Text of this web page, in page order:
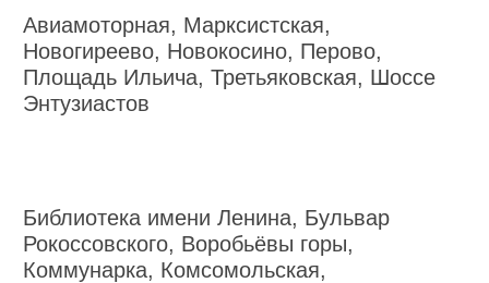
Авиамоторная, Марксистская,
Новогиреево, Новокосино, Перово,
Площадь Ильича, Третьяковская, Шоссе
Энтузиастов
Библиотека имени Ленина, Бульвар
Рокоссовского, Воробьёвы горы,
Коммунарка, Комсомольская,